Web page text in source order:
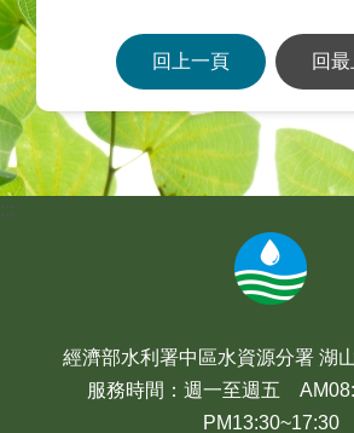
回上一頁 回
:::
經濟部水利署中區水資源分署 湖
服務時間：週一至週五
PM13:30~17:30